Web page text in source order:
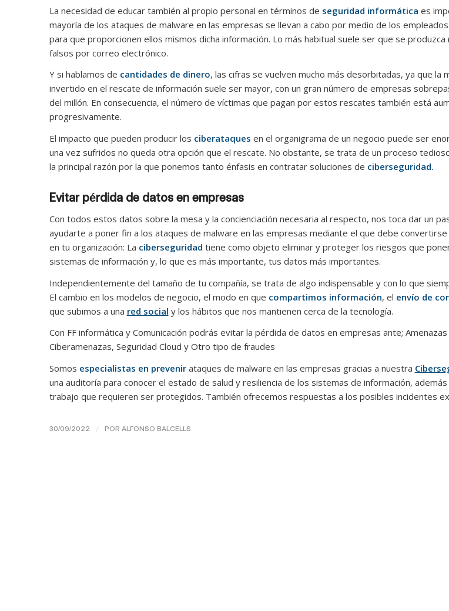
La necesidad de educar también al propio personal en términos de seguridad informática es
mayoría de los ataques de malware en las empresas se llevan a cabo por medio de los
para que proporcionen ellos mismos dicha información. Lo más habitual suele ser que se produzca
falsos por correo electrónico.
Y si hablamos de cantidades de dinero, las cifras se vuelven mucho más desorbitadas, ya que la
invertido en el rescate de información suele ser mayor, con un gran número de empresas
del millón. En consecuencia, el número de víctimas que pagan por estos rescates también está
progresivamente.
El impacto que pueden producir los ciberataques en el organigrama de un negocio puede ser
una vez sufridos no queda otra opción que el rescate. No obstante, se trata de un proceso
la principal razón por la que ponemos tanto énfasis en contratar soluciones de ciberseguridad.
Evitar pérdida de datos en empresas
Con todos estos datos sobre la mesa y la concienciación necesaria al respecto, nos toca dar un
ayudarte a poner fin a los ataques de malware en las empresas mediante el que debe convertirse
en tu organización: La ciberseguridad tiene como objeto eliminar y proteger los riesgos que
sistemas de información y, lo que es más importante, tus datos más importantes.
Independientemente del tamaño de tu compañía, se trata de algo indispensable y con lo que
El cambio en los modelos de negocio, el modo en que compartimos información, el envío de
que subimos a una red social y los hábitos que nos mantienen cerca de la tecnología.
Con FF informática y Comunicación podrás evitar la pérdida de datos en empresas ante;
Ciberamenazas, Seguridad Cloud y Otro tipo de fraudes
Somos especialistas en prevenirataques de malware en las empresas gracias a nuestra
una auditoría para conocer el estado de salud y resiliencia de los sistemas de información,
trabajo que requieren ser protegidos. También ofrecemos respuestas a los posibles incidentes
30/09/2022 / POR ALFONSO BALCELLS